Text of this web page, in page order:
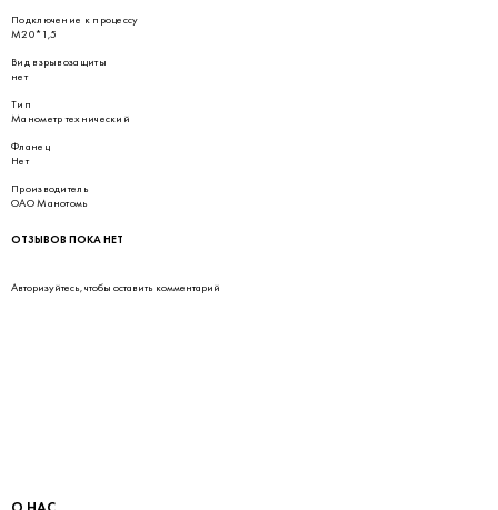
Подключение к процессу
М20*1,5
Вид взрывозащиты
нет
Тип
Манометр технический
Фланец
Нет
Производитель
ОАО Манотомь
ОТЗЫВОВ ПОКА НЕТ
Авторизуйтесь, чтобы оставить комментарий